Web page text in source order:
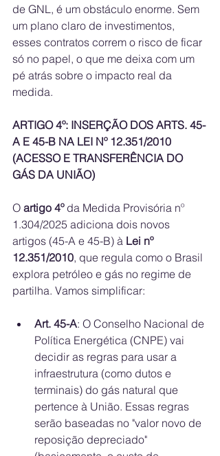
de GNL, é um obstáculo enorme. Sem
um plano claro de investimentos,
esses contratos correm o risco de ficar
só no papel, o que me deixa com um
pé atrás sobre o impacto real da
medida.
ARTIGO 4º: INSERÇÃO DOS ARTS. 45-
A E 45-B NA LEI Nº 12.351/2010
(ACESSO E TRANSFERÊNCIA DO
GÁS DA UNIÃO)
O artigo 4º da Medida Provisória nº
1.304/2025 adiciona dois novos
artigos (45-A e 45-B) à Lei nº
12.351/2010, que regula como o Brasil
explora petróleo e gás no regime de
partilha. Vamos simplificar:
Art. 45-A: O Conselho Nacional de
Política Energética (CNPE) vai
decidir as regras para usar a
infraestrutura (como dutos e
terminais) do gás natural que
pertence à União. Essas regras
serão baseadas no "valor novo de
reposição depreciado"